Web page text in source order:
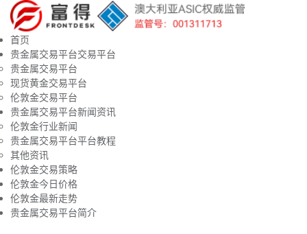
首页
贵金属交易平台交易平台
贵金属交易平台
现货黄金交易平台
伦敦金交易平台
贵金属交易平台新闻资讯
伦敦金行业新闻
贵金属交易平台平台教程
其他资讯
伦敦金交易策略
伦敦金今日价格
伦敦金最新走势
贵金属交易平台简介